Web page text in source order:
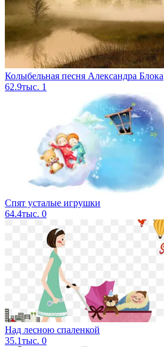
Колыбельная песня Александра Блока
62.9тыс. 1
Спят усталые игрушки
64.4тыс. 0
Над лесною спаленкой
35.1тыс. 0